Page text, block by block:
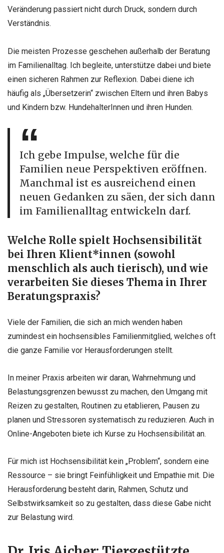
Veränderung passiert nicht durch Druck, sondern durch
Verständnis.
Die meisten Prozesse geschehen außerhalb der Beratung
im Familienalltag. Ich begleite, unterstütze dabei und biete
einen sicheren Rahmen zur Reflexion. Dabei diene ich
häufig als „Übersetzerin“ zwischen Eltern und ihren Babys
und Kindern bzw. HundehalterInnen und ihren Hunden.
Ich gebe Impulse, welche für die
Familien neue Perspektiven eröffnen.
Manchmal ist es ausreichend einen
neuen Gedanken zu säen, der sich dann
im Familienalltag entwickeln darf.
Welche Rolle spielt Hochsensibilität
bei Ihren Klient*innen (sowohl
menschlich als auch tierisch), und wie
verarbeiten Sie dieses Thema in Ihrer
Beratungspraxis?
Viele der Familien, die sich an mich wenden haben
zumindest ein hochsensibles Familienmitglied, welches oft
die ganze Familie vor Herausforderungen stellt.
In meiner Praxis arbeiten wir daran, Wahrnehmung und
Belastungsgrenzen bewusst zu machen, den Umgang mit
Reizen zu gestalten, Routinen zu etablieren, Pausen zu
planen und Stressoren systematisch zu reduzieren. Auch in
Online-Angeboten biete ich Kurse zu Hochsensibilität an.
Für mich ist Hochsensibilität kein „Problem“, sondern eine
Ressource – sie bringt Feinfühligkeit und Empathie mit. Die
Herausforderung besteht darin, Rahmen, Schutz und
Selbstwirksamkeit so zu gestalten, dass diese Gabe nicht
zur Belastung wird.